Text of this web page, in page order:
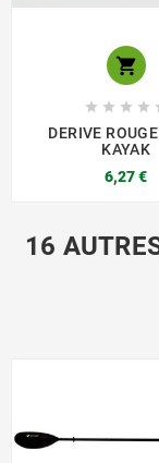

   
DERIVE
KAYAK
6,27 €
16